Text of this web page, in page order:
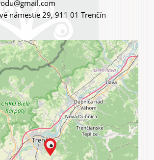
námestie 29, 911 01 Trenčín